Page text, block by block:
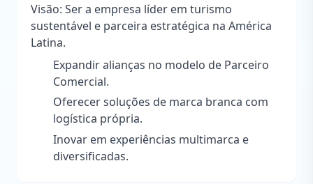
Visão: Ser a empresa líder em turismo
sustentável e parceira estratégica na América
Latina.
Expandir alianças no modelo de Parceiro
Comercial.
Oferecer soluções de marca branca com
logística própria.
Inovar em experiências multimarca e
diversificadas.